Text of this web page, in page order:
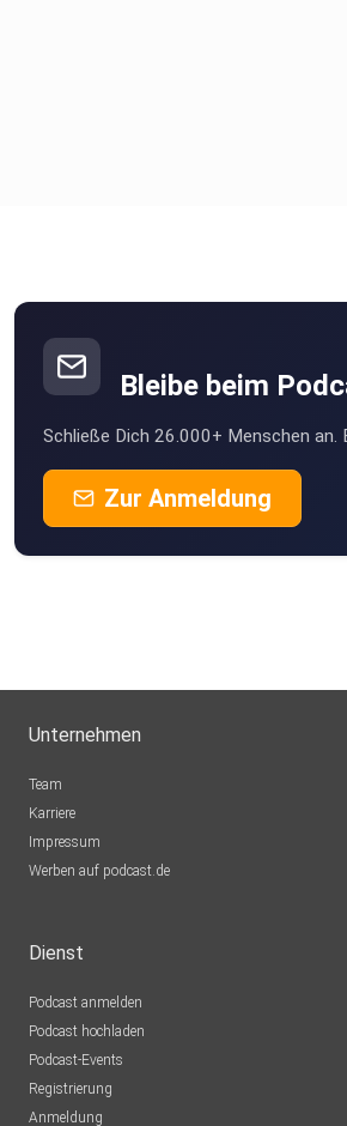
Bleibe beim
Schließe Dich 26.000+ Menschen
Zur Anmeldung
Unternehmen
Team
Karriere
Impressum
Werben auf podcast.de
Dienst
Podcast anmelden
Podcast hochladen
Podcast-Events
Registrierung
Anmeldung